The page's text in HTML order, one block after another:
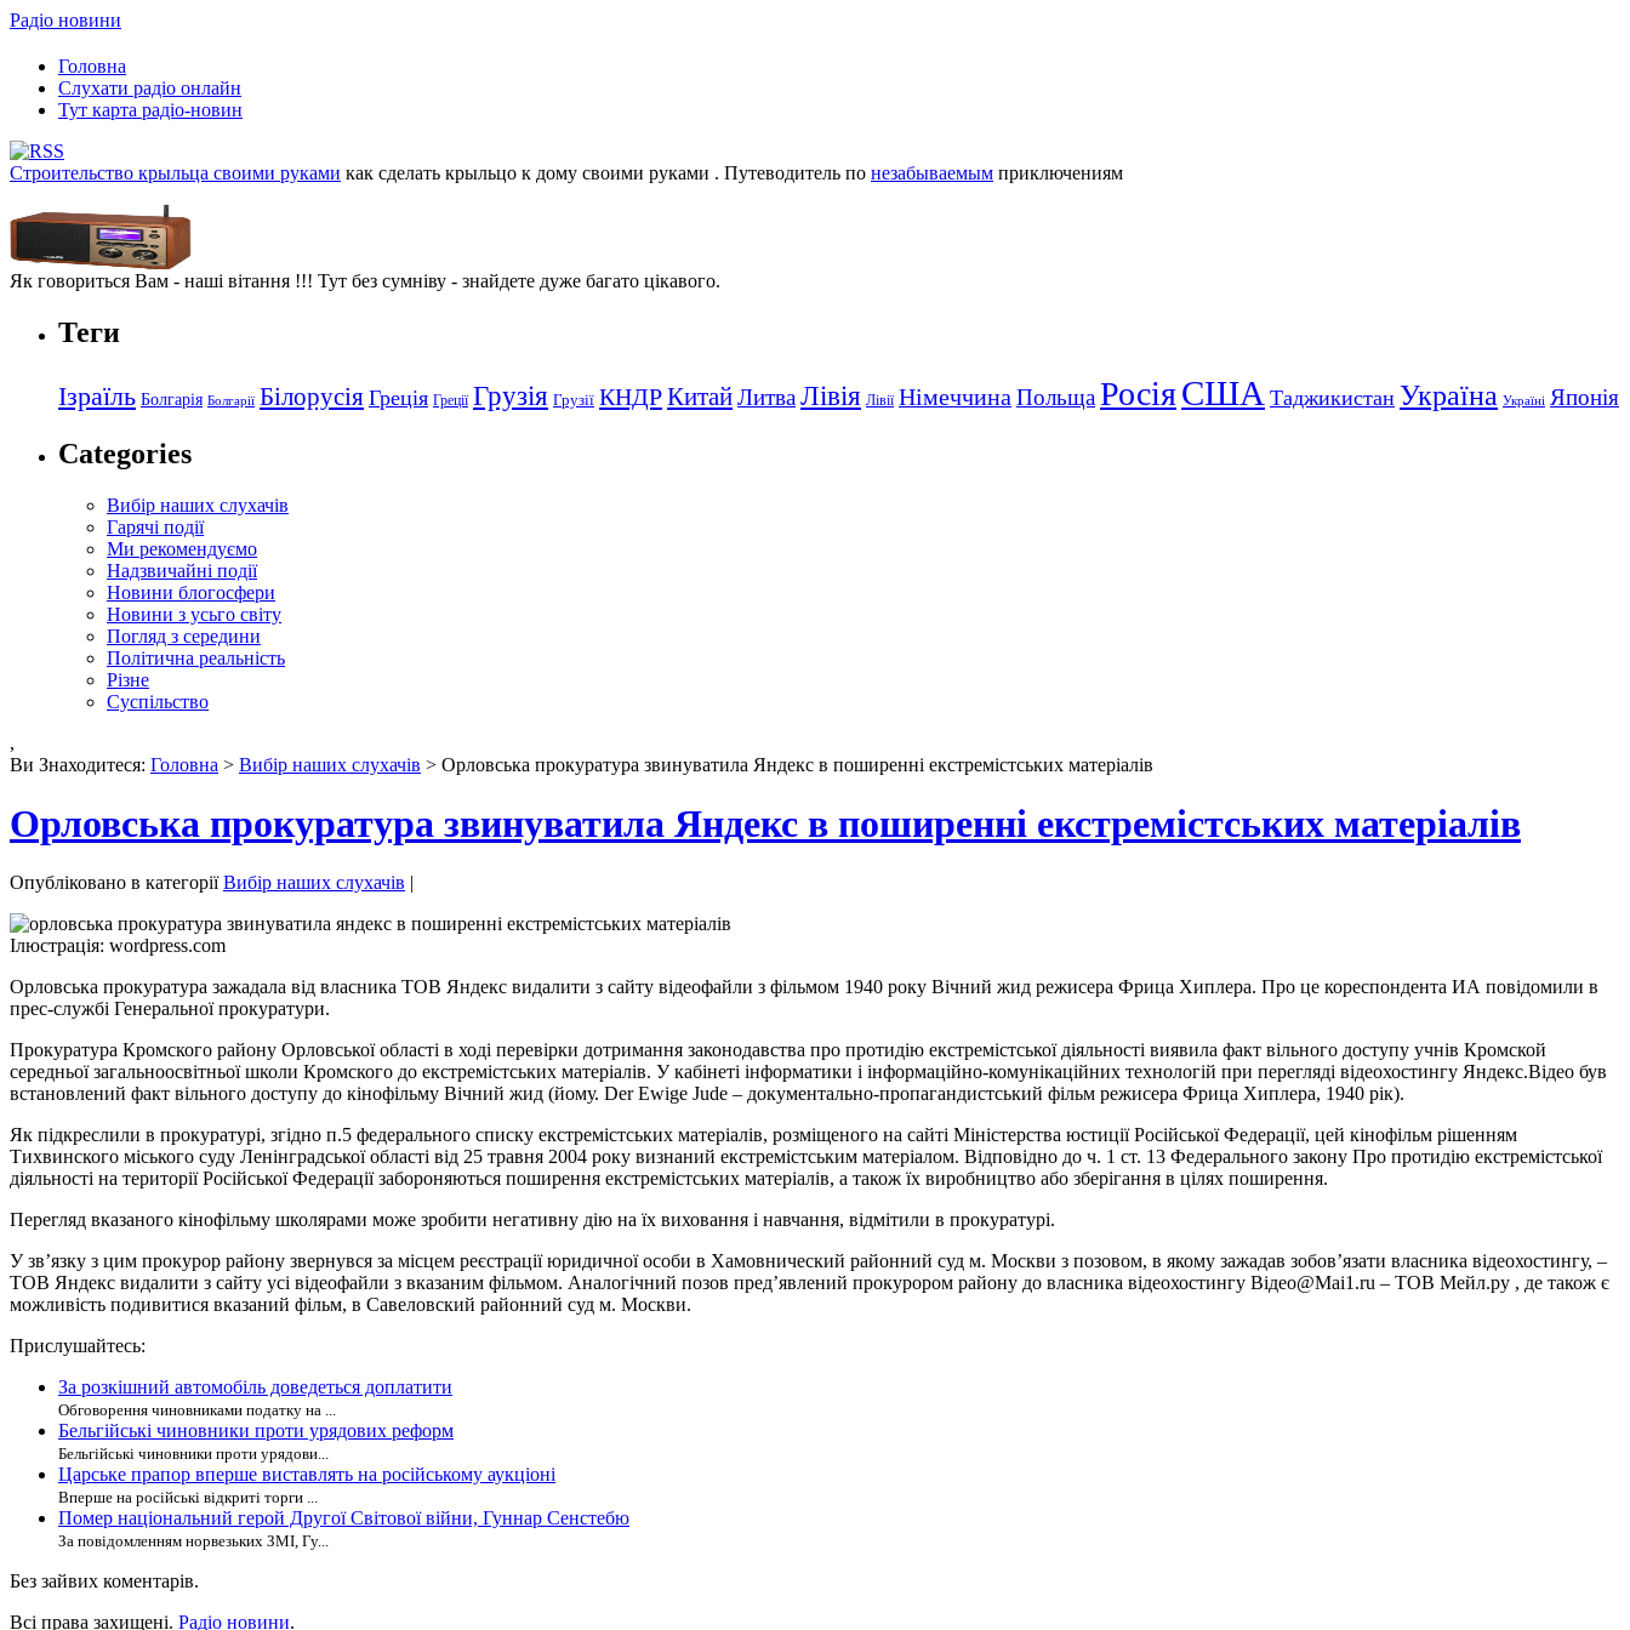
Радіо новини
Головна
Слухати радіо онлайн
Тут карта радіо-новин
Строительство крыльца своими руками как сделать крыльцо к дому своими руками . Путеводитель по незабываемым приключениям
Як говориться Вам - наші вітання !!! Тут без сумніву - знайдете дуже багато цікавого.
Теги
Ізраїль Болгарія Болгарії Білорусія Греція Греції Грузія Грузії КНДРКитайЛитваЛівія Лівії Німеччина ПольщаРосіяСША Таджикистан Україна Україні Японія
Categories
Вибір наших слухачів
Гарячі події
Ми рекомендуємо
Надзвичайні події
Новини блогосфери
Новини з усьго світу
Погляд з середини
Політична реальність
Різне
Суспільство
,
Ви Знаходитеся: Головна > Вибір наших слухачів > Орловська прокуратура звинуватила Яндекс в поширенні екстремістських матеріалів
Орловська прокуратура звинуватила Яндекс в поширенні екстремістських матеріалів
Опубліковано в категоріїВибір наших слухачів |
Ілюстрація: wordpress.com
Орловська прокуратура зажадала від власника ТОВ Яндекс видалити з сайту відеофайли з фільмом 1940 року Вічний жид режисера Фрица Хиплера. Про це кореспондента ИА повідомили в
прес-службі Генеральної прокуратури.
Прокуратура Кромского району Орловської області в ході перевірки дотримання законодавства про протидію екстремістської діяльності виявила факт вільного доступу учнів Кромской
середньої загальноосвітньої школи Кромского до екстремістських матеріалів. У кабінеті інформатики і інформаційно-комунікаційних технологій при перегляді відеохостингу Яндекс.Відео був
встановлений факт вільного доступу до кінофільму Вічний жид (йому. Der Ewige Jude – документально-пропагандистський фільм режисера Фрица Хиплера, 1940 рік).
Як підкреслили в прокуратурі, згідно п.5 федерального списку екстремістських матеріалів, розміщеного на сайті Міністерства юстиції Російської Федерації, цей кінофільм рішенням
Тихвинского міського суду Ленінградської області від 25 травня 2004 року визнаний екстремістським матеріалом. Відповідно до ч. 1 ст. 13 Федерального закону Про протидію екстремістської
діяльності на території Російської Федерації забороняються поширення екстремістських матеріалів, а також їх виробництво або зберігання в цілях поширення.
Перегляд вказаного кінофільму школярами може зробити негативну дію на їх виховання і навчання, відмітили в прокуратурі.
У зв’язку з цим прокурор району звернувся за місцем реєстрації юридичної особи в Хамовнический районний суд м. Москви з позовом, в якому зажадав зобов’язати власника відеохостингу, –
ТОВ Яндекс видалити з сайту усі відеофайли з вказаним фільмом. Аналогічний позов пред’явлений прокурором району до власника відеохостингу Відео@Маi1.ru – ТОВ Мейл.ру , де також є
можливість подивитися вказаний фільм, в Савеловский районний суд м. Москви.
Прислушайтесь:
За розкішний автомобіль доведеться доплатити
Обговорення чиновниками податку на ...
Бельгійські чиновники проти урядових реформ
Бельгійські чиновники проти урядови...
Царське прапор вперше виставлять на російському аукціоні
Вперше на російські відкриті торги ...
Помер національний герой Другої Світової війни, Гуннар Сенстебю
За повідомленням норвезьких ЗМІ, Гу...
Без зайвих коментарів.
Всі права захищені. Радіо новини.